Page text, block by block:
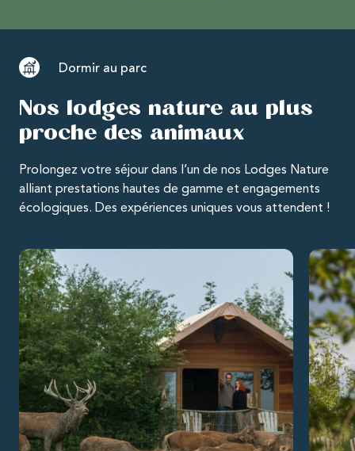
Dormir au parc
Nos lodges nature au plus
proche des animaux
Prolongez votre séjour dans l’un de nos Lodges Nature
alliant prestations hautes de gamme et engagements
écologiques. Des expériences uniques vous attendent !